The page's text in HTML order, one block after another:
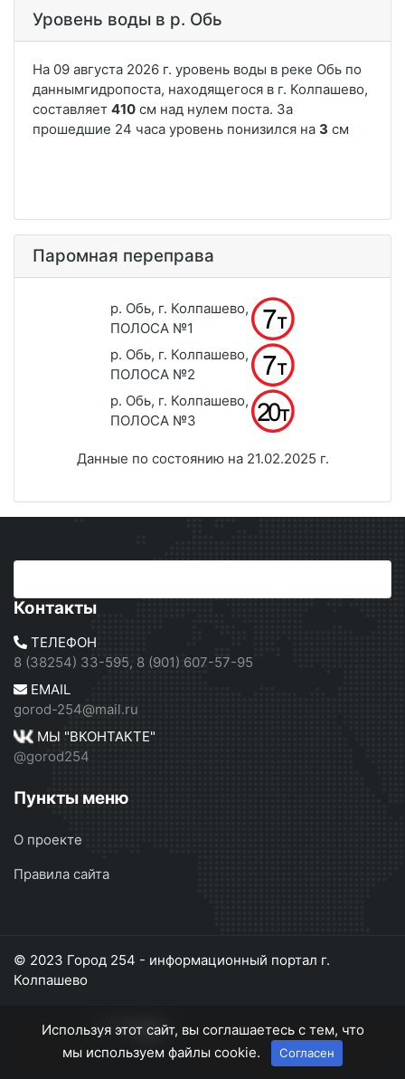
Уровень воды в р. Обь
Паромная переправа
р. Обь, г. Колпашево,
ПОЛОСА №1
р. Обь, г. Колпашево,
ПОЛОСА №2
р. Обь, г. Колпашево,
ПОЛОСА №3
Данные по состоянию на 21.02.2025 г.
Контакты
ТЕЛЕФОН
8 (38254) 33-595, 8 (901) 607-57-95
EMAIL
gorod-254@mail.ru
МЫ "ВКОНТАКТЕ"
@gorod254
Пункты меню
О проекте
Правила сайта
© 2023 Город 254 - информационный портал г.
Колпашево
Используя этот сайт, вы соглашаетесь с тем, что
мы используем файлы cookie.
Согласен